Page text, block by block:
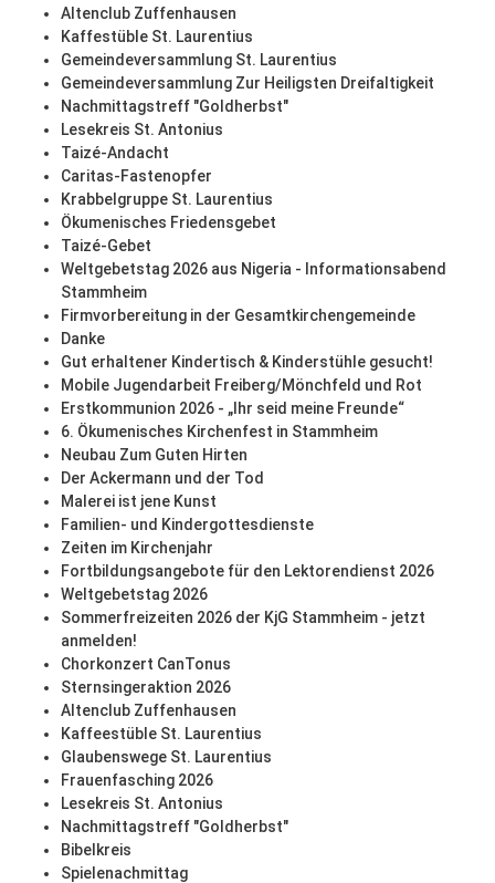
Altenclub Zuffenhausen
Kaffestüble St. Laurentius
Gemeindeversammlung St. Laurentius
Gemeindeversammlung Zur Heiligsten Dreifaltigkeit
Nachmittagstreff "Goldherbst"
Lesekreis St. Antonius
Taizé-Andacht
Caritas-Fastenopfer
Krabbelgruppe St. Laurentius
Ökumenisches Friedensgebet
Taizé-Gebet
Weltgebetstag 2026 aus Nigeria - Informationsabend
Stammheim
Firmvorbereitung in der Gesamtkirchengemeinde
Danke
Gut erhaltener Kindertisch & Kinderstühle gesucht!
Mobile Jugendarbeit Freiberg/Mönchfeld und Rot
Erstkommunion 2026 - „Ihr seid meine Freunde“
6. Ökumenisches Kirchenfest in Stammheim
Neubau Zum Guten Hirten
Der Ackermann und der Tod
Malerei ist jene Kunst
Familien- und Kindergottesdienste
Zeiten im Kirchenjahr
Fortbildungsangebote für den Lektorendienst 2026
Weltgebetstag 2026
Sommerfreizeiten 2026 der KjG Stammheim - jetzt
anmelden!
Chorkonzert CanTonus
Sternsingeraktion 2026
Altenclub Zuffenhausen
Kaffeestüble St. Laurentius
Glaubenswege St. Laurentius
Frauenfasching 2026
Lesekreis St. Antonius
Nachmittagstreff "Goldherbst"
Bibelkreis
Spielenachmittag